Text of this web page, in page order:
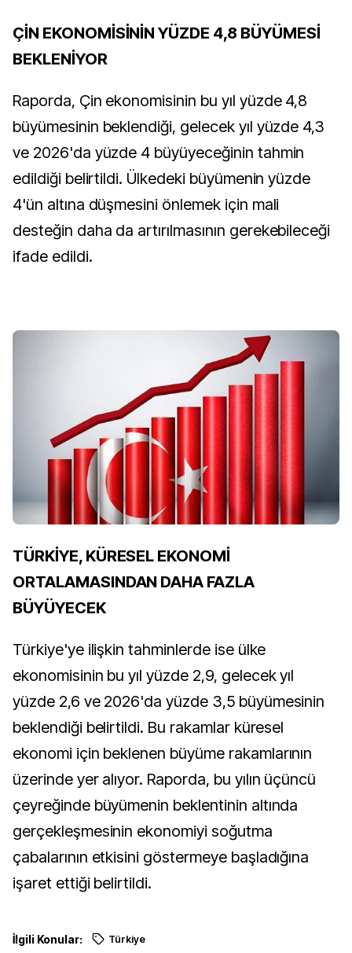
ÇİN EKONOMİSİNİN YÜZDE 4,8 BÜYÜMESİ
BEKLENİYOR
Raporda, Çin ekonomisinin bu yıl yüzde 4,8
büyümesinin beklendiği, gelecek yıl yüzde 4,3
ve 2026'da yüzde 4 büyüyeceğinin tahmin
edildiği belirtildi. Ülkedeki büyümenin yüzde
4'ün altına düşmesini önlemek için mali
desteğin daha da artırılmasının gerekebileceği
ifade edildi.
TÜRKİYE, KÜRESEL EKONOMİ
ORTALAMASINDAN DAHA FAZLA
BÜYÜYECEK
Türkiye'ye ilişkin tahminlerde ise ülke
ekonomisinin bu yıl yüzde 2,9, gelecek yıl
yüzde 2,6 ve 2026'da yüzde 3,5 büyümesinin
beklendiği belirtildi. Bu rakamlar küresel
ekonomi için beklenen büyüme rakamlarının
üzerinde yer alıyor. Raporda, bu yılın üçüncü
çeyreğinde büyümenin beklentinin altında
gerçekleşmesinin ekonomiyi soğutma
çabalarının etkisini göstermeye başladığına
işaret ettiği belirtildi.
İlgili Konular: Türkiye